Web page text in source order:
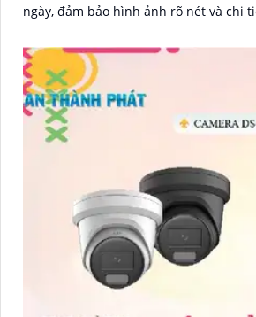
ngày, đảm bảo hình ảnh rõ nét và chi